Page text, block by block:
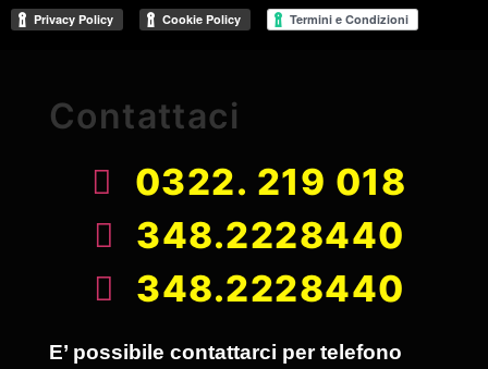
Contattaci
0322. 219 018
348.2228440
348.2228440
E’ possibile contattarci per telefono